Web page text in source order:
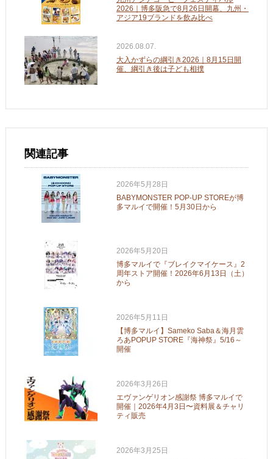
2026｜博多阪急で8月26日開幕、九州・
アジア19ブランドを飲み比べ
2026.08.07.
大入かずらの綱引き2026｜8月15日開
催、綱引き後は子ども相撲
関連記事
2026年5月28日
BABYMONSTER POP-UP STOREが博
多マルイで開催！5月30日から
2026年5月20日
博多マルイで『ブレイクマイケース』2
周年ストア開催！2026年6月13日（土）
から
2026年5月11日
【博多マルイ】Sameko Saba＆海月雲
ろあPOPUP STORE『海神祭』5/16～
開催
2026年3月26日
エヴァンゲリオン感謝祭 博多マルイで
開催｜2026年4月3日〜資料展＆チャリ
ティ販売
2026年3月25日